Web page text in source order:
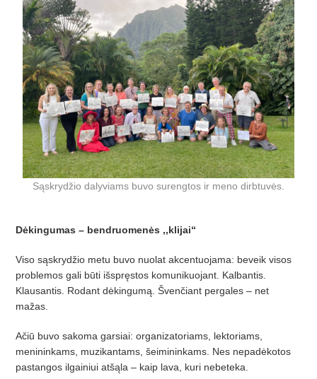
Sąskrydžio dalyviams buvo surengtos ir meno dirbtuvės.
Dėkingumas – bendruomenės ,,klijai“
Viso sąskrydžio metu buvo nuolat akcentuojama: beveik visos
problemos gali būti išspręstos komunikuojant. Kalbantis.
Klausantis. Rodant dėkingumą. Švenčiant pergales – net
mažas.
Ačiū buvo sakoma garsiai: organizatoriams, lektoriams,
menininkams, muzikantams, šeimininkams. Nes nepadėkotos
pastangos ilgainiui atšąla – kaip lava, kuri nebeteka.